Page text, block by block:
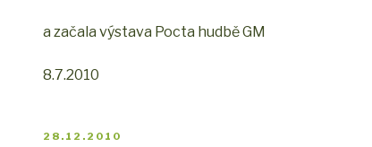
a začala výstava Pocta hudbě GM
8.7.2010
PUBLIKOVÁNO
28.12.2010